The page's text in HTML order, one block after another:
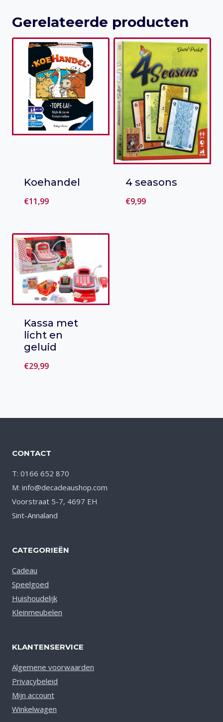
Gerelateerde producten
Koehandel
€11,99
aan verlanglijst
4 seasons
€9,99
Kassa met
licht en
geluid
€29,99
CONTACT
T: 0166 652 870
M: info@decadeaushop.com
Voorstraat 5-7, 4697 EH
Sint-Annaland
CATEGORIEËN
Cadeau
Speelgoed
Huishoudelijk
Kleinmeubelen
KLANTENSERVICE
Algemene voorwaarden
Privacybeleid
Mijn account
Winkelwagen